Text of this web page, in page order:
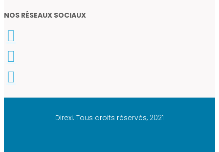
NOS RÉSEAUX SOCIAUX
Direxi. Tous droits réservés, 2021